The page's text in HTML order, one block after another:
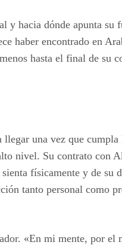
y hacia dónde apunta su
haber encontrado en
hasta el final de su
una vez que
nivel. Su contrato con
físicamente y de su
tanto personal como
«En mi mente, por el